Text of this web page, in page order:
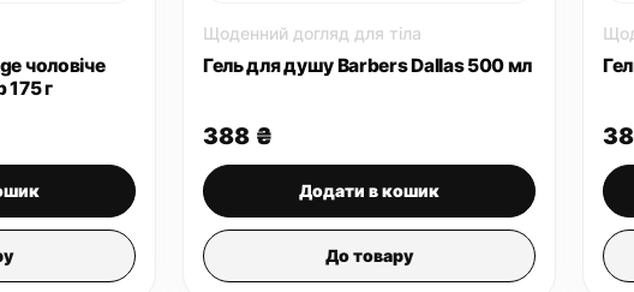
чоловіче
175 г
Щоденний догляд для тіла
Гель для душу Barbers Dallas 500 мл
388 ₴
Додати в кошик
До товару